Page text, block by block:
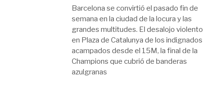
Barcelona se convirtió el pasado fin de
semana en la ciudad de la locura y las
grandes multitudes. El desalojo violento
en Plaza de Catalunya de los indignados
acampados desde el 15M, la final de la
Champions que cubrió de banderas
azulgranas